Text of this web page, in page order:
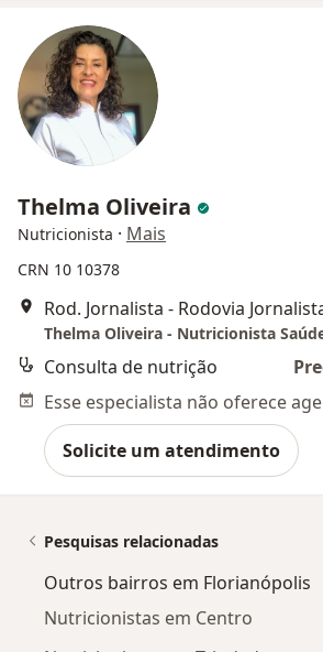
Thelma Oliveira
Nutricionista · Mais
CRN 10 10378
Consulta de nutrição
Solicite um atendimento
Pesquisas relacionadas
Outros bairros em Florianópolis
Nutricionistas em Centro